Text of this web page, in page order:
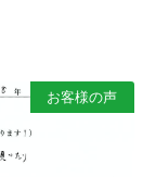
お客様の声